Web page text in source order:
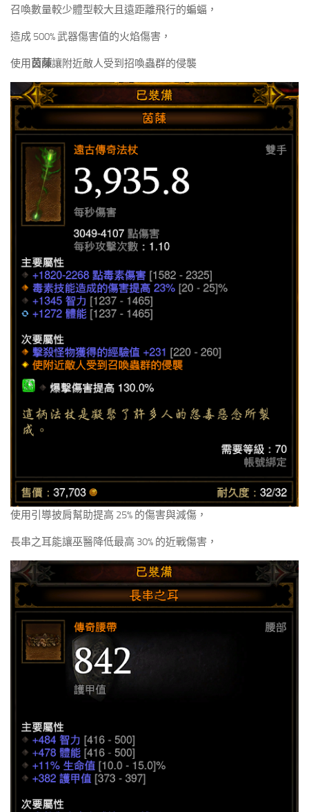
召喚數量較少體型較大且遠距離飛行的蝙蝠，
造成 500% 武器傷害值的火焰傷害，
使用茵蔯讓附近敵人受到招喚蟲群的侵襲
使用引導披肩幫助提高 25% 的傷害與減傷，
長串之耳能讓巫醫降低最高 30% 的近戰傷害，